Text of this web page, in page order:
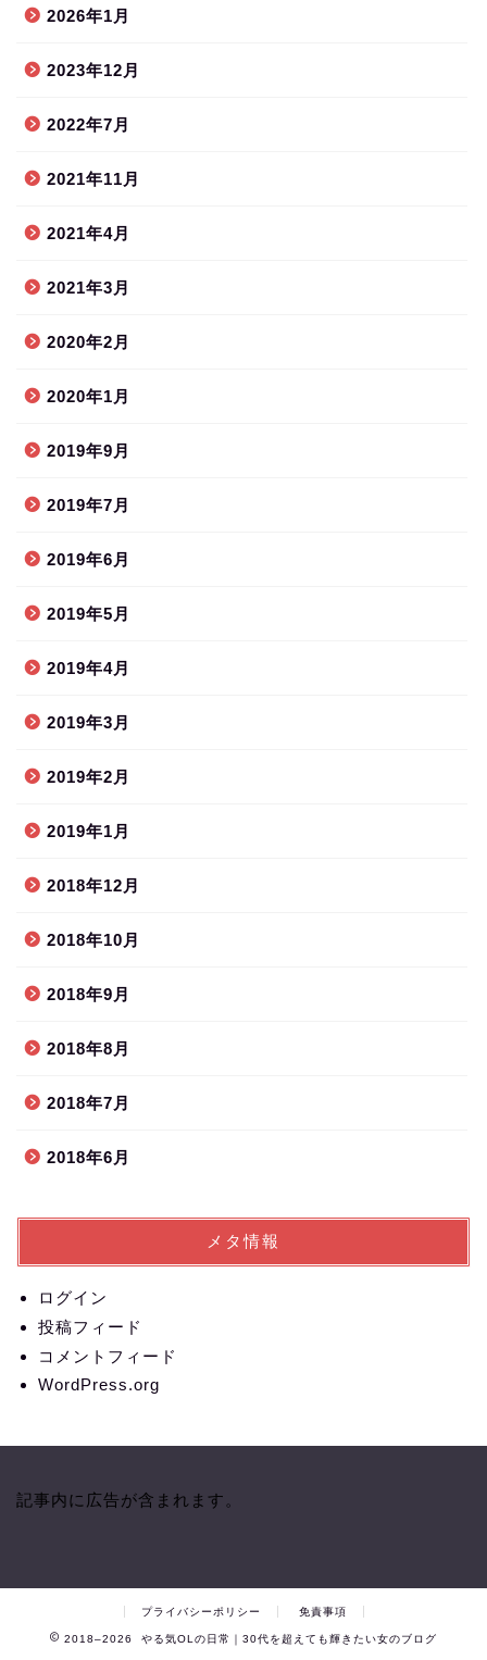
2026年1月
2023年12月
2022年7月
2021年11月
2021年4月
2021年3月
2020年2月
2020年1月
2019年9月
2019年7月
2019年6月
2019年5月
2019年4月
2019年3月
2019年2月
2019年1月
2018年12月
2018年10月
2018年9月
2018年8月
2018年7月
2018年6月
メタ情報
ログイン
投稿フィード
コメントフィード
WordPress.org
記事内に広告が含まれます。
プライバシーポリシー 免責事項
2018–2026 やる気OLの日常｜30代を超えても輝きたい女のブログ